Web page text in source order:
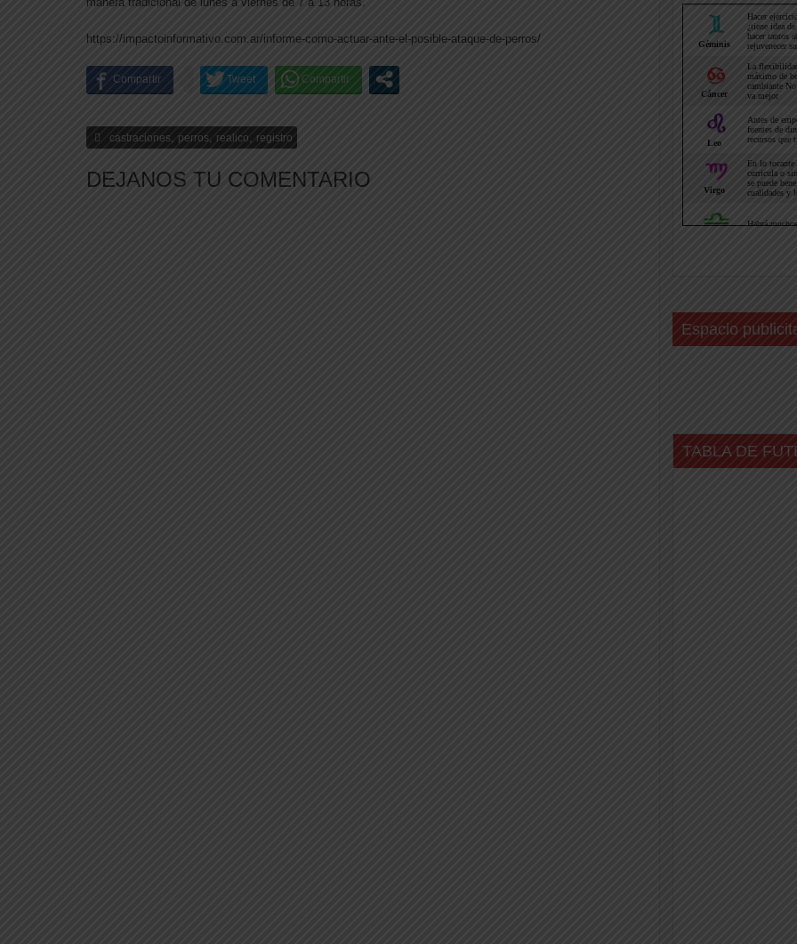
https://impactoinformativo.com.ar/informe-como-actuar-ante-el-posible-ataque-de-perros/
castraciones, perros, realico, registro
DEJANOS TU COMENTARIO
Espacio
TABLA DE